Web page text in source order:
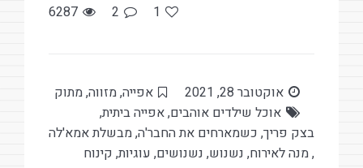
6287 2 1
אוקטובר 28, 2021 אפייה,מזווה,מתוק
אוכל שילדים אוהבים,אפייה ביתית,
בצק פריך, כשמארחים את החבר'ה,מבשלת אמא'לה
,מנה לאירוח, נשנוש, נשנושים, עוגיות, קינוח